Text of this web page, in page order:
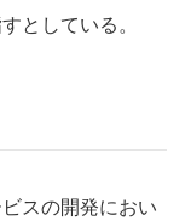
としている。
スの開発におい